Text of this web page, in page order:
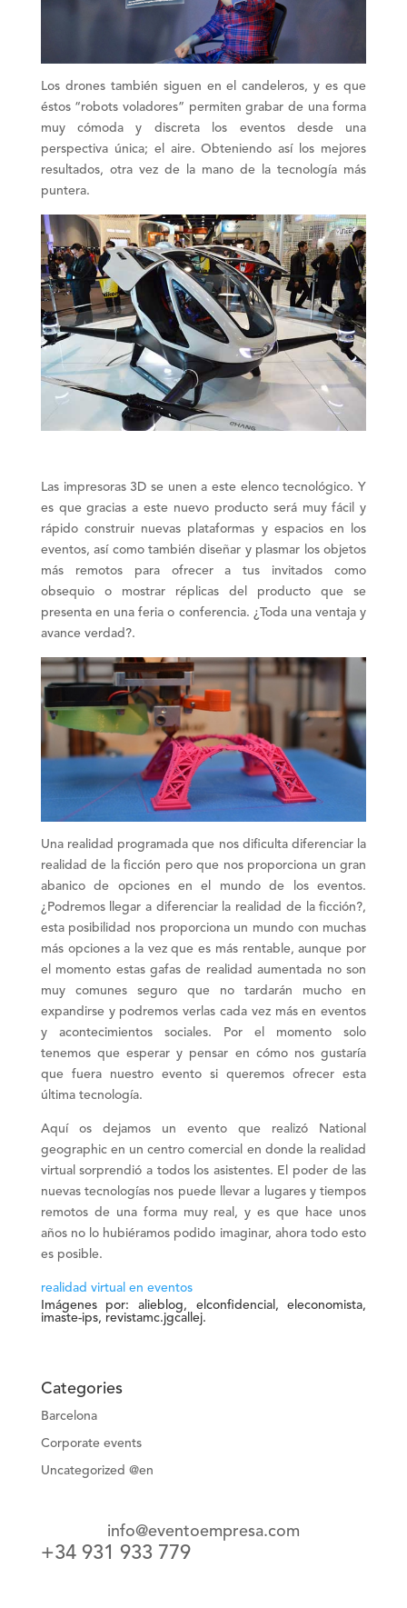
Losdronestambién siguen en el candeleros, y es que
éstos “robots voladores” permiten grabar de una forma
muy cómoda y discreta los eventosdesde una
perspectiva única; el aire. Obteniendo así los mejores
resultados, otra vez de la mano de la tecnología más
puntera.
Lasimpresoras 3D se unen a este elenco tecnológico. Y
es que gracias a este nuevo producto será muy fácil y
rápido construir nuevas plataformas y espacios en los
eventos, así como también diseñar y plasmar los objetos
más remotos para ofrecer a tus invitados como
obsequio o mostrar réplicas del producto que se
presenta en una feria o conferencia. ¿Toda una ventaja y
avance verdad?.
Una realidad programada que nos dificulta diferenciar la
realidad de la ficción pero que nos proporciona un gran
abanico de opciones en el mundo de los eventos.
¿Podremos llegar a diferenciar la realidad de la ficción?,
esta posibilidad nos proporciona un mundo con muchas
más opciones a la vez que es más rentable, aunque por
el momento estas gafas de realidad aumentada no son
muy comunes seguro que no tardarán mucho en
expandirse y podremos verlas cada vez más en eventos
y acontecimientos sociales. Por el momento solo
tenemos que esperar y pensar en cómo nos gustaría
que fuera nuestro evento si queremos ofrecer esta
última tecnología.
Aquí os dejamos un evento que realizó National
geographic en un centro comercial en donde la realidad
virtual sorprendió a todos los asistentes. El poder de las
nuevas tecnologías nos puede llevar a lugares y tiempos
remotos de una forma muy real, y es que hace unos
años no lo hubiéramos podido imaginar, ahora todo esto
es posible.
realidad virtual en eventos
Imágenes por: alieblog, elconfidencial, eleconomista,
imaste-ips, revistamc.jgcallej.
Categories
Barcelona
Corporate events
Uncategorized @en
info@eventoempresa.com
+34 931 933 779